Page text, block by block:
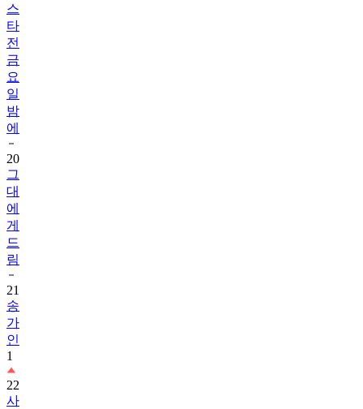
스
타
전
금
요
일
밤
에
20
그
대
에
게
드
림
21
송
가
인
1
22
사